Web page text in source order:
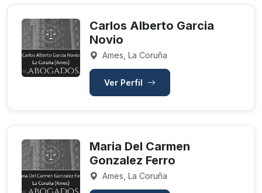
Carlos Alberto Garcia
Novio
Ames, La Coruña
Ver Perfil
Maria Del Carmen
Gonzalez Ferro
Ames, La Coruña